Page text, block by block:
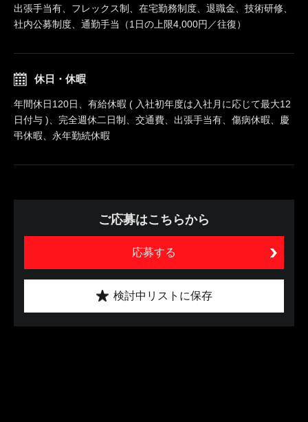
出張手当有、フレックス制、在宅勤務制度、退職金、技術研修、
社内公募制度、通勤手当（1日の上限4,000円／往復）
休日・休暇
年間休日120日、有給休暇 ( 入社初年度は入社月に応じて最大12
日付与 )、完全週休二日制、交通費、出張手当有、傷病休暇、慶
弔休暇、永年勤続休暇
ご応募はこちらから
応募する
検討中リストに保存